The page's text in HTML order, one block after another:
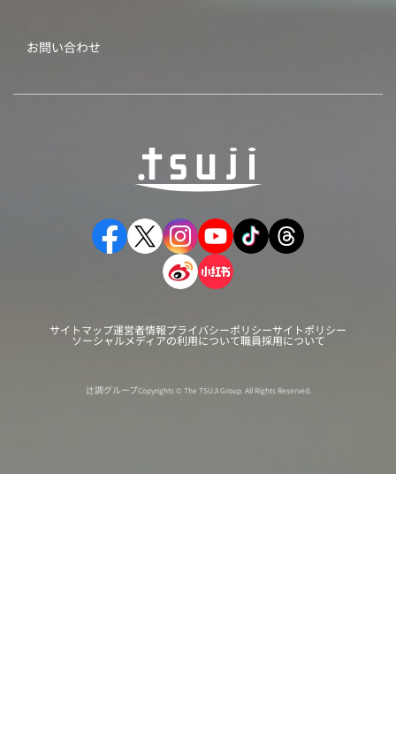
お問い合わせ
サイトマップ運営者情報プライバシーポリシーサイトポリシー
ソーシャルメディアの利用について職員採用について
辻調グループCopyrights © The TSUJI Group. All Rights Reserved.